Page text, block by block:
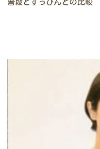
普段とすっぴんとの比較